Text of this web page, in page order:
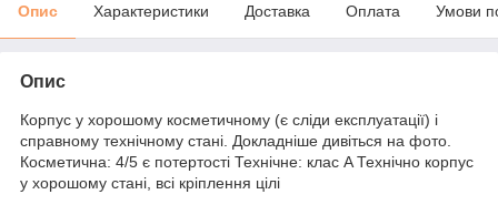
Опис Характеристики Доставка Оплата Умови
Опис
Корпус у хорошому косметичному (є сліди експлуатації) і
справному технічному стані. Докладніше дивіться на фото.
Косметична: 4/5 є потертості Технічне: клас A Технічно корпус
у хорошому стані, всі кріплення цілі